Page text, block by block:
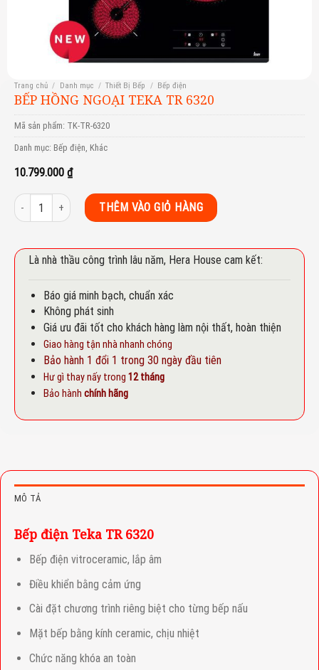
Trang chủ / Danh mục / Thiết Bị Bếp / Bếp điện
BẾP HỒNG NGOẠI TEKA TR 6320
Mã sản phẩm: TK-TR-6320
Danh mục: Bếp điện Khác
10.799.000 ₫
Bếp hồng ngoại Teka TR 6320 số lượng
THÊM VÀO GIỎ HÀNG
Là nhà thầu công trình lâu năm, Hera House cam kết:
Báo giá minh bạch, chuẩn xác
Không phát sinh
Giá ưu đãi tốt cho khách hàng làm nội thất, hoàn thiện
Giao hàng tận nhà nhanh chóng
Bảo hành 1 đổi 1 trong 30 ngày đầu tiên
Hư gì thay nấy trong 12 tháng
Bảo hành chính hãng
MÔ TẢ
Bếp điện Teka TR 6320
Bếp điện vitroceramic, lắp âm
Điều khiển bằng cảm ứng
Cài đặt chương trình riêng biệt cho từng bếp nấu
Mặt bếp bằng kính ceramic, chịu nhiệt
Chức năng khóa an toàn